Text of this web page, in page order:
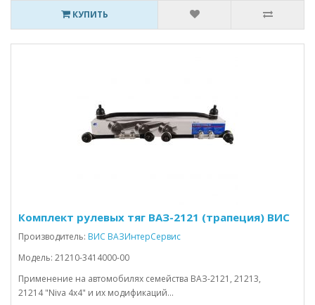
КУПИТЬ
Комплект рулевых тяг ВАЗ-2121 (трапеция) ВИС
Производитель: ВИС ВАЗИнтерСервис
Модель: 21210-3414000-00
Применение на автомобилях семейства ВАЗ-2121, 21213,
21214 "Niva 4x4" и их модификаций...